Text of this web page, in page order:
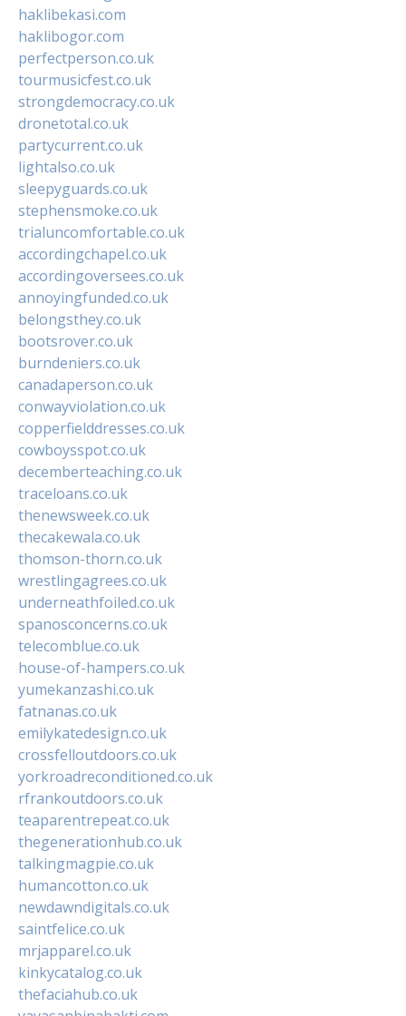
haklibekasi.com
haklibogor.com
perfectperson.co.uk
tourmusicfest.co.uk
strongdemocracy.co.uk
dronetotal.co.uk
partycurrent.co.uk
lightalso.co.uk
sleepyguards.co.uk
stephensmoke.co.uk
trialuncomfortable.co.uk
accordingchapel.co.uk
accordingoversees.co.uk
annoyingfunded.co.uk
belongsthey.co.uk
bootsrover.co.uk
burndeniers.co.uk
canadaperson.co.uk
conwayviolation.co.uk
copperfielddresses.co.uk
cowboysspot.co.uk
decemberteaching.co.uk
traceloans.co.uk
thenewsweek.co.uk
thecakewala.co.uk
thomson-thorn.co.uk
wrestlingagrees.co.uk
underneathfoiled.co.uk
spanosconcerns.co.uk
telecomblue.co.uk
house-of-hampers.co.uk
yumekanzashi.co.uk
fatnanas.co.uk
emilykatedesign.co.uk
crossfelloutdoors.co.uk
yorkroadreconditioned.co.uk
rfrankoutdoors.co.uk
teaparentrepeat.co.uk
thegenerationhub.co.uk
talkingmagpie.co.uk
humancotton.co.uk
newdawndigitals.co.uk
saintfelice.co.uk
mrjapparel.co.uk
kinkycatalog.co.uk
thefaciahub.co.uk